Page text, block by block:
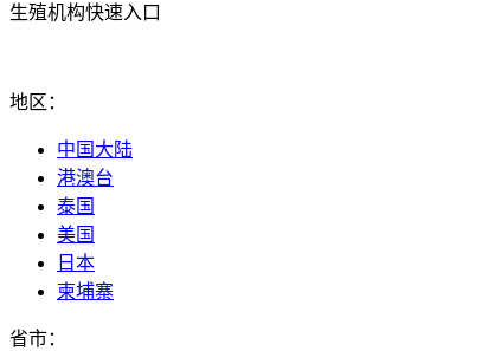
生殖机构快速入口
地区：
中国大陆
港澳台
泰国
美国
日本
柬埔寨
省市：